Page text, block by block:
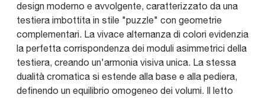
design moderno e avvolgente, caratterizzato da una
testiera imbottita in stile "puzzle" con geometrie
complementari. La vivace alternanza di colori evidenzia
la perfetta corrispondenza dei moduli asimmetrici della
testiera, creando un'armonia visiva unica. La stessa
dualità cromatica si estende alla base e alla pediera,
definendo un equilibrio omogeneo dei volumi. Il letto